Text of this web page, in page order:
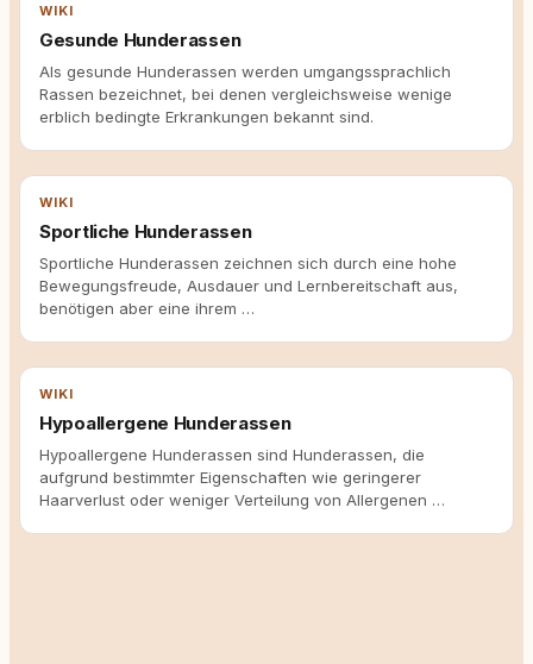
WIKI
Gesunde Hunderassen
Als gesunde Hunderassen werden umgangssprachlich
Rassen bezeichnet, bei denen vergleichsweise wenige
erblich bedingte Erkrankungen bekannt sind.
WIKI
Sportliche Hunderassen
Sportliche Hunderassen zeichnen sich durch eine hohe
Bewegungsfreude, Ausdauer und Lernbereitschaft aus,
benötigen aber eine ihrem …
WIKI
Hypoallergene Hunderassen
Hypoallergene Hunderassen sind Hunderassen, die
aufgrund bestimmter Eigenschaften wie geringerer
Haarverlust oder weniger Verteilung von Allergenen …